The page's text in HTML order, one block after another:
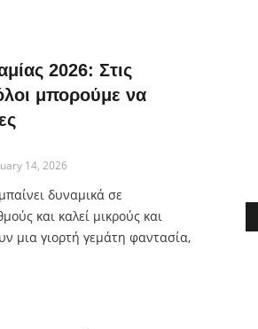
τις αισθήσεις τους μέσα
«Τυφλή Σοκολατογνωσία»,
2026: Στις
μπορούμε να
14, 2026
δυναμικά σε
και καλεί μικρούς και
μια γιορτή γεμάτη φαντασία,
Με θέμα «Ήρωες και